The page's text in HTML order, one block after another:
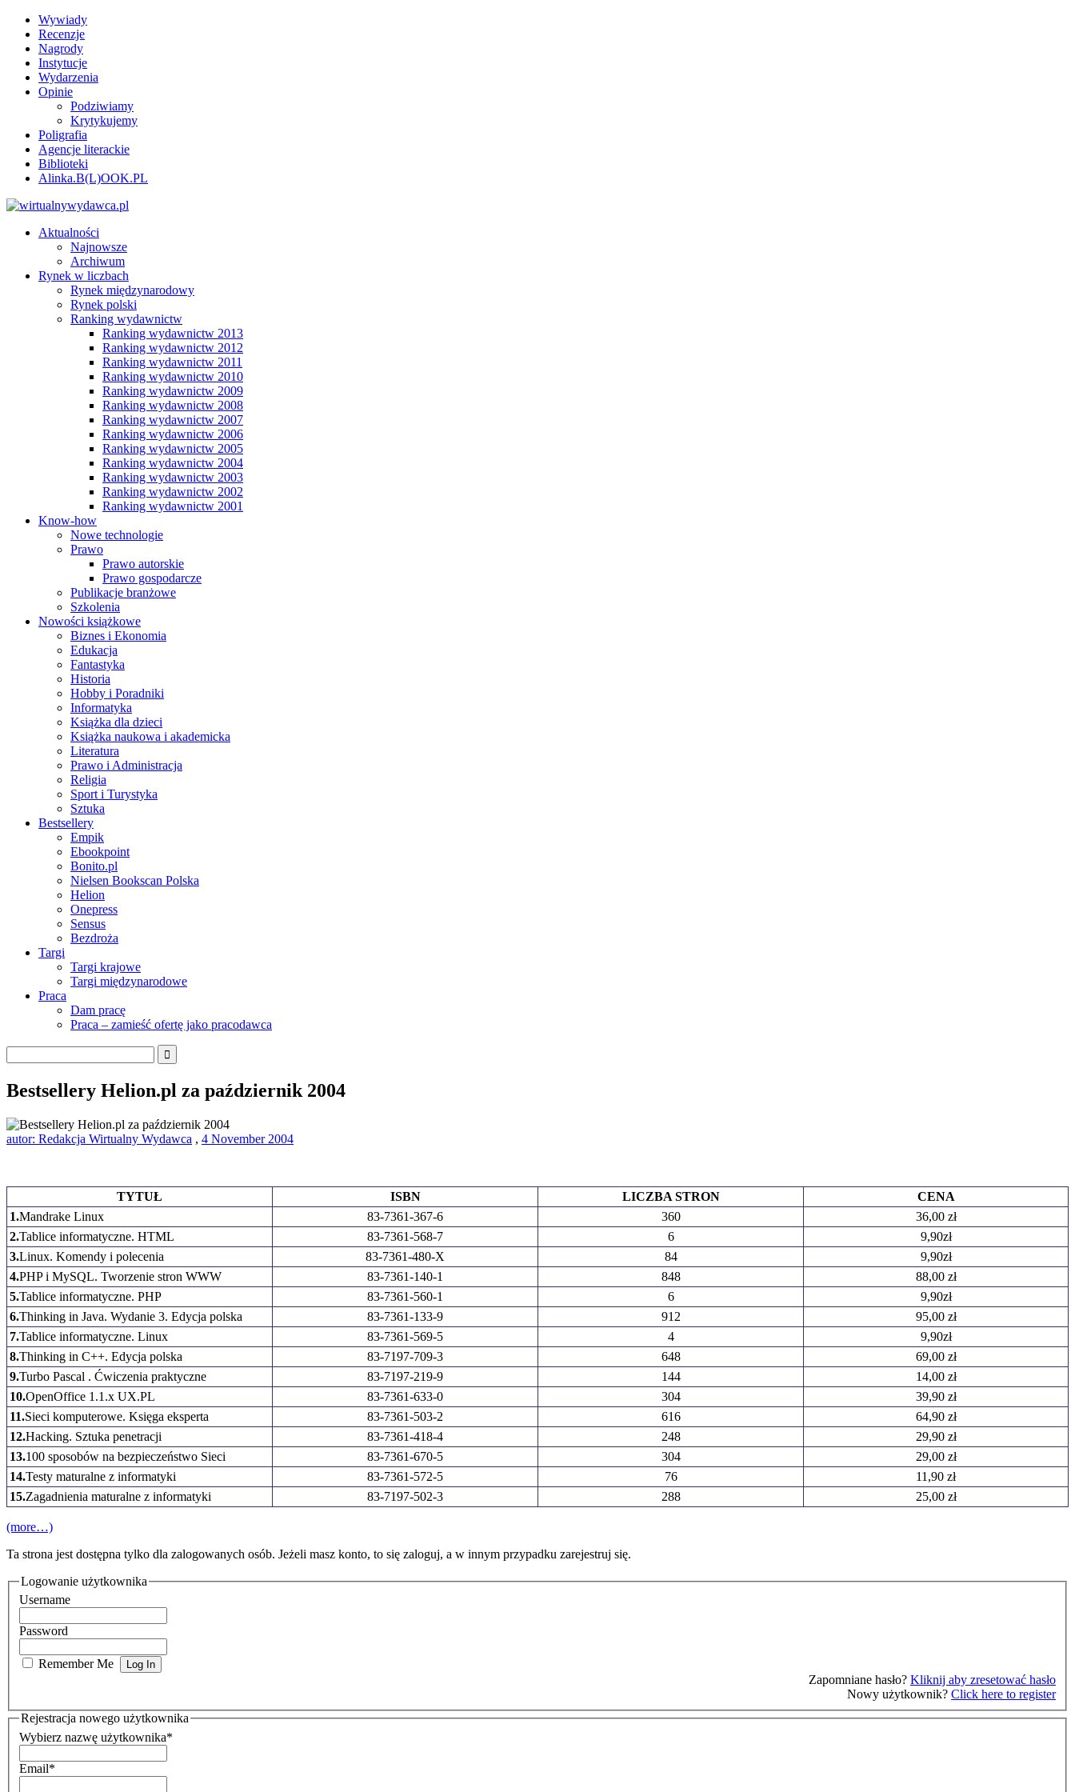
Wywiady
Recenzje
Nagrody
Instytucje
Wydarzenia
Opinie
Podziwiamy
Krytykujemy
Poligrafia
Agencje literackie
Biblioteki
Alinka.B(L)OOK.PL
Aktualności
Najnowsze
Archiwum
Rynek w liczbach
Rynek międzynarodowy
Rynek polski
Ranking wydawnictw
Ranking wydawnictw 2013
Ranking wydawnictw 2012
Ranking wydawnictw 2011
Ranking wydawnictw 2010
Ranking wydawnictw 2009
Ranking wydawnictw 2008
Ranking wydawnictw 2007
Ranking wydawnictw 2006
Ranking wydawnictw 2005
Ranking wydawnictw 2004
Ranking wydawnictw 2003
Ranking wydawnictw 2002
Ranking wydawnictw 2001
Know-how
Nowe technologie
Prawo
Prawo autorskie
Prawo gospodarcze
Publikacje branżowe
Szkolenia
Nowości książkowe
Biznes i Ekonomia
Edukacja
Fantastyka
Historia
Hobby i Poradniki
Informatyka
Książka dla dzieci
Książka naukowa i akademicka
Literatura
Prawo i Administracja
Religia
Sport i Turystyka
Sztuka
Bestsellery
Empik
Ebookpoint
Bonito.pl
Nielsen Bookscan Polska
Helion
Onepress
Sensus
Bezdroża
Targi
Targi krajowe
Targi międzynarodowe
Praca
Dam pracę
Praca – zamieść ofertę jako pracodawca
Bestsellery Helion.pl za październik 2004
autor: Redakcja Wirtualny Wydawca , 4 November 2004
TYTUŁ ISBN LICZBA STRON
CENA
1.Mandrake Linux 83-7361-367-6 360
36,00 zł
2.Tablice informatyczne. HTML 83-7361-568-7 6
9,90zł
3.Linux. Komendy i polecenia 83-7361-480-X 84
9,90zł
4.PHP i MySQL. Tworzenie stron WWW 83-7361-140-1 848
88,00 zł
5.Tablice informatyczne. PHP 83-7361-560-1 6
9,90zł
6.Thinking in Java. Wydanie 3. Edycja polska 83-7361-133-9 912
95,00 zł
7.Tablice informatyczne. Linux 83-7361-569-5 4
9,90zł
8.Thinking in C++. Edycja polska 83-7197-709-3 648
69,00 zł
9.Turbo Pascal . Ćwiczenia praktyczne 83-7197-219-9 144
14,00 zł
10.OpenOffice 1.1.x UX.PL 83-7361-633-0 304
39,90 zł
11.Sieci komputerowe. Księga eksperta 83-7361-503-2 616
64,90 zł
12.Hacking. Sztuka penetracji 83-7361-418-4 248
29,90 zł
13.100 sposobów na bezpieczeństwo Sieci 83-7361-670-5 304
29,00 zł
14.Testy maturalne z informatyki 83-7361-572-5 76
11,90 zł
15.Zagadnienia maturalne z informatyki 83-7197-502-3 288 25,00 zł
(more…)
Ta strona jest dostępna tylko dla zalogowanych osób. Jeżeli masz konto, to się zaloguj, a w innym przypadku zarejestruj się.
Logowanie użytkownika
Username
Password
Remember Me
Zapomniane hasło? Kliknij aby zresetować hasło
Nowy użytkownik? Click here to register
Rejestracja nowego użytkownika
Wybierz nazwę użytkownika*
Email*